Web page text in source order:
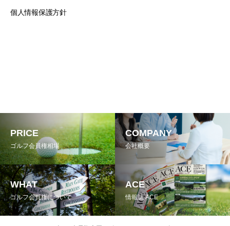
個人情報保護方針
PRICE
ゴルフ会員権相場
COMPANY
会社概要
WHAT
ゴルフ会員権について
ACE
情報誌 ACE